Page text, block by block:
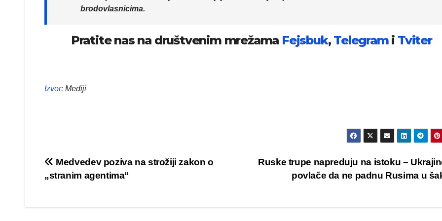
brodovlasnicima.
Pratite nas na društvenim mrežama Fejsbuk, Telegrami Tviter
Izvor: Mediji
Kretanje
članka
Ruske trupe napreduju na istoku –
povlače da ne padnu Rusima u
Medvedev poziva na strožiji zakon o
„stranim agentima“